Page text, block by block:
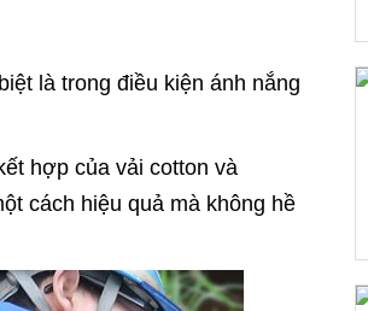
là trong điều kiện ánh nắng
hợp của vải cotton và
cách hiệu quả mà không hề